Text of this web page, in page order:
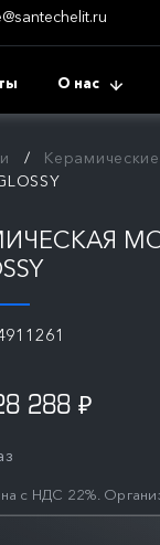
О нас
288 ₽
с НДС 22%.